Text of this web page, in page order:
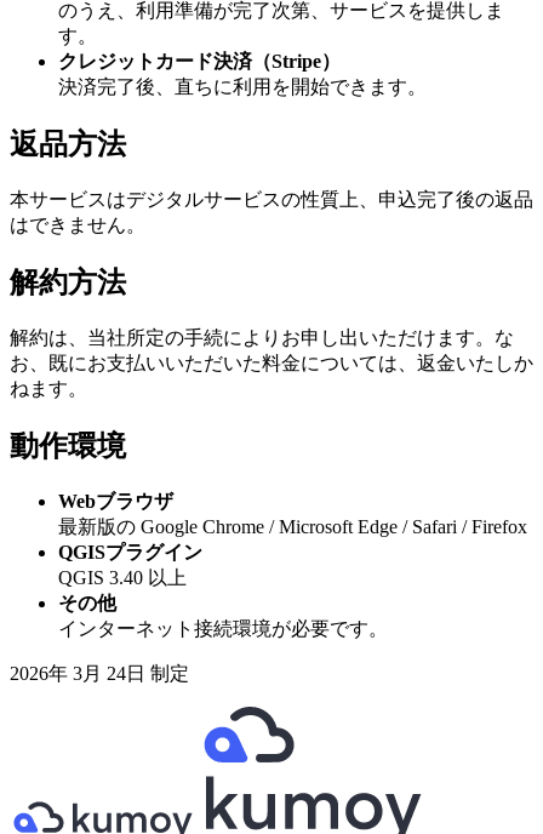
のうえ、利用準備が完了次第、サービスを提供しま
す。
クレジットカード決済（Stripe）
決済完了後、直ちに利用を開始できます。
返品方法
本サービスはデジタルサービスの性質上、申込完了後の返品
はできません。
解約方法
解約は、当社所定の手続によりお申し出いただけます。な
お、既にお支払いいただいた料金については、返金いたしか
ねます。
動作環境
Webブラウザ
最新版の Google Chrome / Microsoft Edge / Safari / Firefox
QGISプラグイン
QGIS 3.40 以上
その他
インターネット接続環境が必要です。
2026年 3月 24日 制定